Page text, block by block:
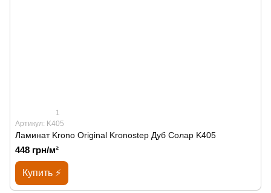
1
Артикул: K405
Ламинат Krono Original Kronostep Дуб Солар K405
448 грн/м²
Купить ⚡